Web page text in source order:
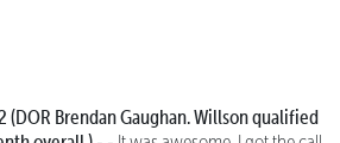
(DOR Brendan Gaughan. Willson qualified